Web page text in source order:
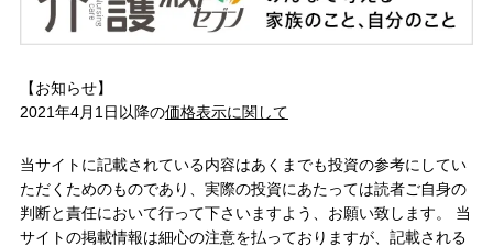
【お知らせ】
2021年4月1日以降の価格表示に関して
当サイトに記載されている内容はあくまでも投資の参考にしてい
ただくためのものであり、実際の投資にあたっては読者ご自身の
判断と責任において行って下さいますよう、お願い致します。 当
サイトの掲載情報は細心の注意を払っておりますが、記載される